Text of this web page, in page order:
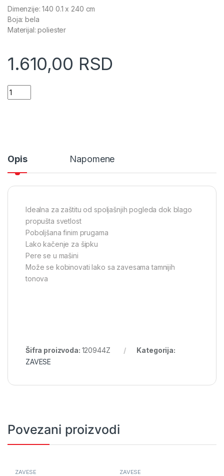
Dimenzije: 140 0.1 x 240 cm
Boja: bela
Materijal: poliester
1.610,00 RSD
Atmosphera zavesa stripe 140x240cm poliester bela
Opis Napomene
Idealna za zaštitu od spoljašnjih pogleda dok blago
propušta svetlost
Poboljšana finim prugama
Lako kačenje za šipku
Pere se u mašini
Može se kobinovati lako sa zavesama tamnijih
tonova
Šifra proizvoda: 120944Z
Kategorija:
ZAVESE
Povezani proizvodi
ZAVESE ZAVESE